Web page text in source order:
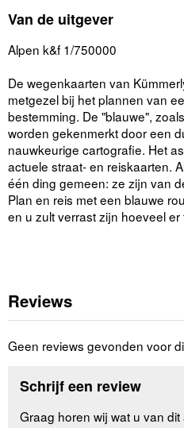
Van de uitgever
Alpen k&f 1/750000
De wegenkaarten van
metgezel bij het plannen van
bestemming. De "blauwe",
worden gekenmerkt door een
nauwkeurige cartografie. Het
actuele straat- en reiskaarten.
één ding gemeen: ze zijn van
Plan en reis met een blauwe
en u zult verrast zijn hoeveel
Reviews
Geen reviews gevonden voor
Schrijf een review
Graag horen wij wat u van